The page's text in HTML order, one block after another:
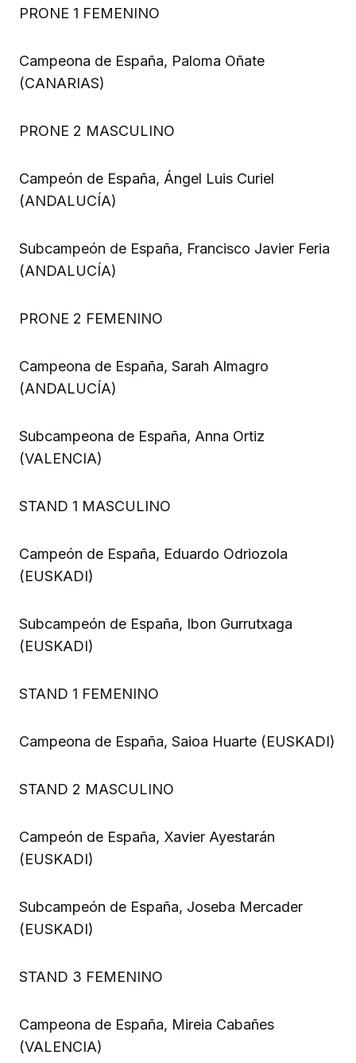
PRONE 1 FEMENINO
Campeona de España, Paloma Oñate
(CANARIAS)
PRONE 2 MASCULINO
Campeón de España, Ángel Luis Curiel
(ANDALUCÍA)
Subcampeón de España, Francisco Javier Feria
(ANDALUCÍA)
PRONE 2 FEMENINO
Campeona de España, Sarah Almagro
(ANDALUCÍA)
Subcampeona de España, Anna Ortiz
(VALENCIA)
STAND 1 MASCULINO
Campeón de España, Eduardo Odriozola
(EUSKADI)
Subcampeón de España, Ibon Gurrutxaga
(EUSKADI)
STAND 1 FEMENINO
Campeona de España, Saioa Huarte (EUSKADI)
STAND 2 MASCULINO
Campeón de España, Xavier Ayestarán
(EUSKADI)
Subcampeón de España, Joseba Mercader
(EUSKADI)
STAND 3 FEMENINO
Campeona de España, Mireia Cabañes
(VALENCIA)